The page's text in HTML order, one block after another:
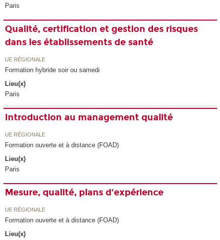
Paris
Qualité, certification et gestion des risques
dans les établissements de santé
UE RÉGIONALE
Formation hybride soir ou samedi
Lieu(x)
Paris
Introduction au management qualité
UE RÉGIONALE
Formation ouverte et à distance (FOAD)
Lieu(x)
Paris
Mesure, qualité, plans d'expérience
UE RÉGIONALE
Formation ouverte et à distance (FOAD)
Lieu(x)